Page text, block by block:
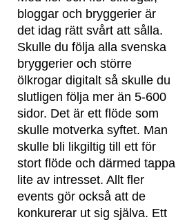
bloggar och bryggerier är
det idag rätt svårt att sålla.
Skulle du följa alla svenska
bryggerier och större
ölkrogar digitalt så skulle du
slutligen följa mer än 5-600
sidor. Det är ett flöde som
skulle motverka syftet. Man
skulle bli likgiltig till ett för
stort flöde och därmed tappa
lite av intresset. Allt fler
events gör också att de
konkurerar ut sig själva. Ett